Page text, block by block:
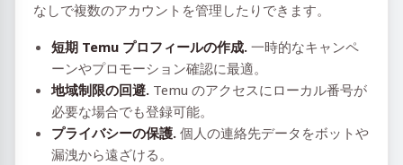
なしで複数のアカウントを管理したりできます。
短期 Temu プロフィールの作成. 一時的なキャンペ
ーンやプロモーション確認に最適。
地域制限の回避. Temu のアクセスにローカル番号が
必要な場合でも登録可能。
プライバシーの保護. 個人の連絡先データをボットや
漏洩から遠ざける。